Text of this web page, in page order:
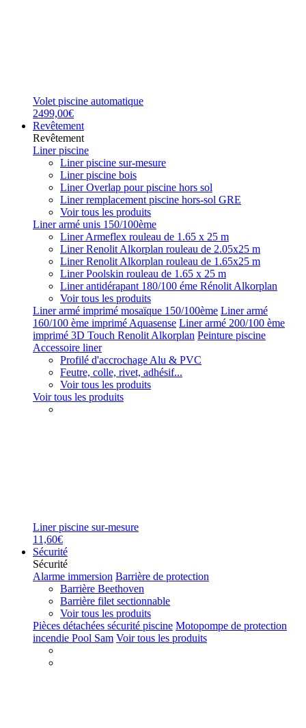
Volet piscine automatique
2499,00€
Revêtement
Revêtement
Liner piscine
Liner piscine sur-mesure
Liner piscine bois
Liner Overlap pour piscine hors sol
Liner remplacement piscine hors-sol GRE
Voir tous les produits
Liner armé unis 150/100ème
Liner Armeflex rouleau de 1.65 x 25 m
Liner Renolit Alkorplan rouleau de 2.05x25 m
Liner Renolit Alkorplan rouleau de 1.65x25 m
Liner Poolskin rouleau de 1.65 x 25 m
Liner antidérapant 180/100 éme Rénolit Alkorplan
Voir tous les produits
Liner armé imprimé mosaïque 150/100ème Liner armé
160/100 ème imprimé Aquasense Liner armé 200/100 ème
imprimé 3D Touch Renolit Alkorplan Peinture piscine
Accessoire liner
Profilé d'accrochage Alu & PVC
Feutre, colle, rivet, adhésif...
Voir tous les produits
Voir tous les produits
Liner piscine sur-mesure
11,60€
Sécurité
Sécurité
Alarme immersion Barrière de protection
Barrière Beethoven
Barrière filet sectionnable
Voir tous les produits
Pièces détachées sécurité piscine Motopompe de protection
incendie Pool Sam Voir tous les produits